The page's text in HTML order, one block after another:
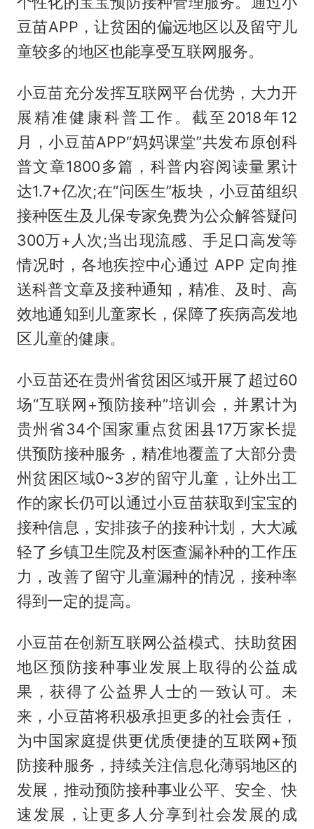
豆苗APP，让贫困的偏远地区以及留守儿
童较多的地区也能享受互联网服务。
小豆苗充分发挥互联网平台优势，大力开
展精准健康科普工作。截至2018年12
月，小豆苗APP“妈妈课堂”共发布原创科
普文章1800多篇，科普内容阅读量累计
达1.7+亿次;在“问医生”板块，小豆苗组织
接种医生及儿保专家免费为公众解答疑问
300万+人次;当出现流感、手足口高发等
情况时，各地疾控中心通过 APP 定向推
送科普文章及接种通知，精准、及时、高
效地通知到儿童家长，保障了疾病高发地
区儿童的健康。
小豆苗还在贵州省贫困区域开展了超过60
场“互联网+预防接种”培训会，并累计为
贵州省34个国家重点贫困县17万家长提
供预防接种服务，精准地覆盖了大部分贵
州贫困区域0~3岁的留守儿童，让外出工
作的家长仍可以通过小豆苗获取到宝宝的
接种信息，安排孩子的接种计划，大大减
轻了乡镇卫生院及村医查漏补种的工作压
力，改善了留守儿童漏种的情况，接种率
得到一定的提高。
小豆苗在创新互联网公益模式、扶助贫困
地区预防接种事业发展上取得的公益成
果，获得了公益界人士的一致认可。未
来，小豆苗将积极承担更多的社会责任，
为中国家庭提供更优质便捷的互联网+预
防接种服务，持续关注信息化薄弱地区的
发展，推动预防接种事业公平、安全、快
速发展，让更多人分享到社会发展的成